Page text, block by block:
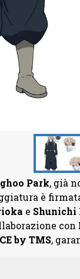
Park, già
è
e Shunichi
con
by TMS,